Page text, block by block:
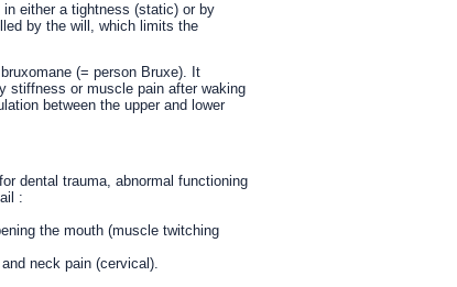
either a tightness (static) or by
by the will, which limits the
(= person Bruxe). It
stiffness or muscle pain after waking
between the upper and lower
dental trauma, abnormal functioning
:
the mouth (muscle twitching
neck pain (cervical).